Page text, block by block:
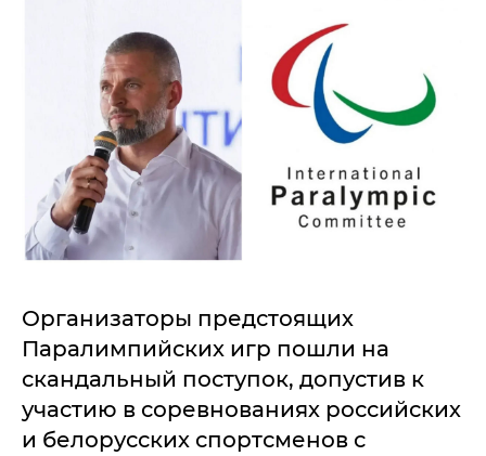
Организаторы предстоящих
Паралимпийских игр пошли на
скандальный поступок, допустив к
участию в соревнованиях российских
и белорусских спортсменов с